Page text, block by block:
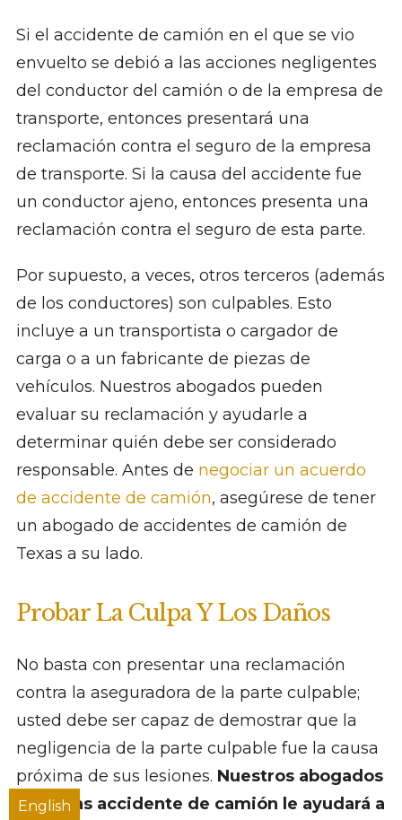
Si el accidente de camión en el que se vio
envuelto se debió a las acciones negligentes
del conductor del camión o de la empresa de
transporte, entonces presentará una
reclamación contra el seguro de la empresa
de transporte. Si la causa del accidente fue
un conductor ajeno, entonces presenta una
reclamación contra el seguro de esta parte.
Por supuesto, a veces, otros terceros (además
de los conductores) son culpables. Esto
incluye a un transportista o cargador de
carga o a un fabricante de piezas de
vehículos. Nuestros abogados pueden
evaluar su reclamación y ayudarle a
determinar quién debe ser considerado
responsable. Antes de negociar un acuerdo
de accidente de camión, asegúrese de tener
un abogado de accidentes de camión de
Texas a su lado.
Probar La Culpa Y Los Daños
No basta con presentar una reclamación
contra la aseguradora de la parte culpable;
usted debe ser capaz de demostrar que la
negligencia de la parte culpable fue la causa
próxima de sus lesiones. Nuestros abogados
de Texas accidente de camión le ayudará a
English